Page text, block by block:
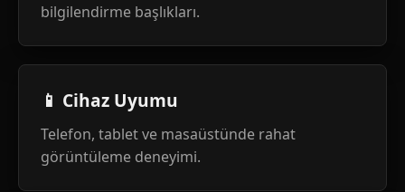
bilgilendirme başlıkları.
📱 Cihaz Uyumu
Telefon, tablet ve masaüstünde rahat
görüntüleme deneyimi.